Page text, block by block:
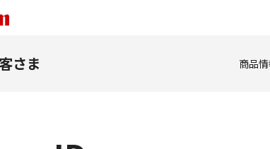
さま 商品